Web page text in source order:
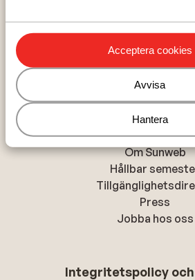
Acceptera cookies
Avvisa
Hantera
Populära
Chania
Rhodos-stad
Om Sunweb
Om Sunweb
Hållbar
Press
Jobba hos oss
Integritetspolicy